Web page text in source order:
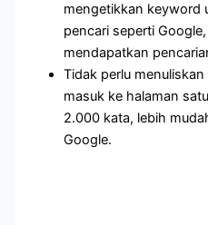
mengetikkan keyword
pencari seperti
mendapatkan
Tidak perlu
masuk ke halaman
2.000 kata, lebih
Google.